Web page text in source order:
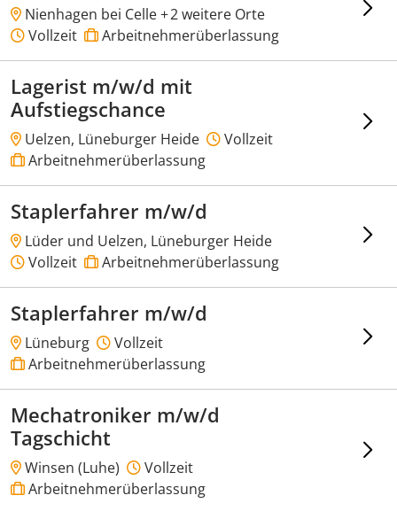
Nienhagen bei Celle +2 weitere Orte
Vollzeit
Arbeitnehmerüberlassung
Lagerist m/w/d mit
Aufstiegschance
Uelzen, Lüneburger Heide
Vollzeit
Arbeitnehmerüberlassung
Staplerfahrer m/w/d
Lüder und Uelzen, Lüneburger Heide
Vollzeit
Arbeitnehmerüberlassung
Staplerfahrer m/w/d
Lüneburg
Vollzeit
Arbeitnehmerüberlassung
Mechatroniker m/w/d
Tagschicht
Winsen (Luhe)
Vollzeit
Arbeitnehmerüberlassung